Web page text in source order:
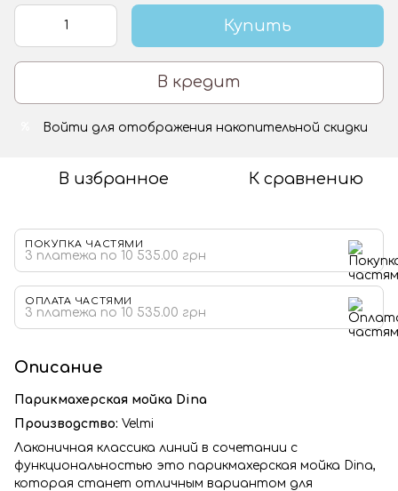
Купить
В кредит
Войти для отображения накопительной скидки
В избранное К сравнению
ПОКУПКА ЧАСТЯМИ
3 платежа по 10 535.00 грн
ОПЛАТА ЧАСТЯМИ
3 платежа по 10 535.00 грн
Описание
Парикмахерская мойка Dina
Производство: Velmi
Лаконичная классика линий в сочетании с
функциональностью это парикмахерская мойка Dina,
которая станет отличным вариантом для